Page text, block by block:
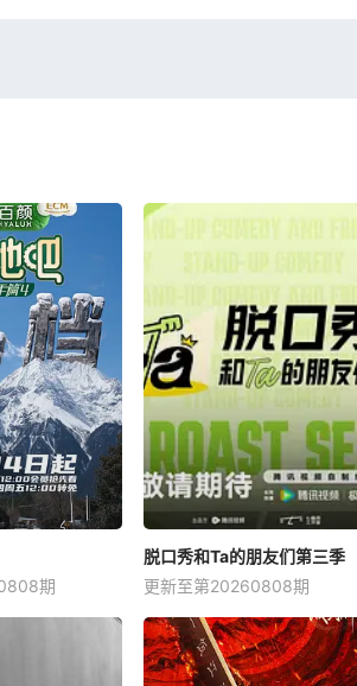
期
脱口秀和Ta的朋友们第三季
更新至第20260808期